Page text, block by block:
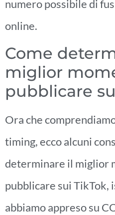
numero possibile di
online.
Come
miglior
pubblicare
Ora che
timing, ecco alcuni
determinare il miglior
pubblicare sui TikTok,
abbiamo appreso su